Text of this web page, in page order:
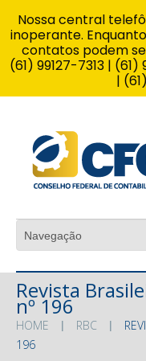
Revista
nº 196
HOME RBC
196
Nossa central
inoperante.
contatos podem
(61) 99127-7313 |
|